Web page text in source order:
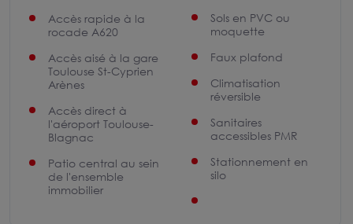
Accès rapide à la
rocade A620
Accès aisé à la gare
Toulouse St-Cyprien
Arènes
Accès direct à
l'aéroport Toulouse-
Blagnac
Patio central au sein
de l'ensemble
immobilier
Sols en PVC ou
moquette
Faux plafond
Climatisation
réversible
Sanitaires
accessibles PMR
Stationnement en
silo